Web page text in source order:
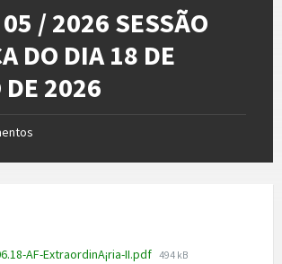
/ 2026 SESSÃO
DO DIA 18 DE
2026
AF-ExtraordinA¡ria-II.pdf File
494 kB